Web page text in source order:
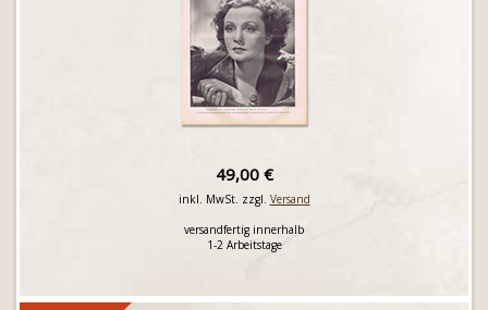
49,00 €
inkl. MwSt. zzgl. Versand
versandfertig innerhalb
1-2 Arbeitstage